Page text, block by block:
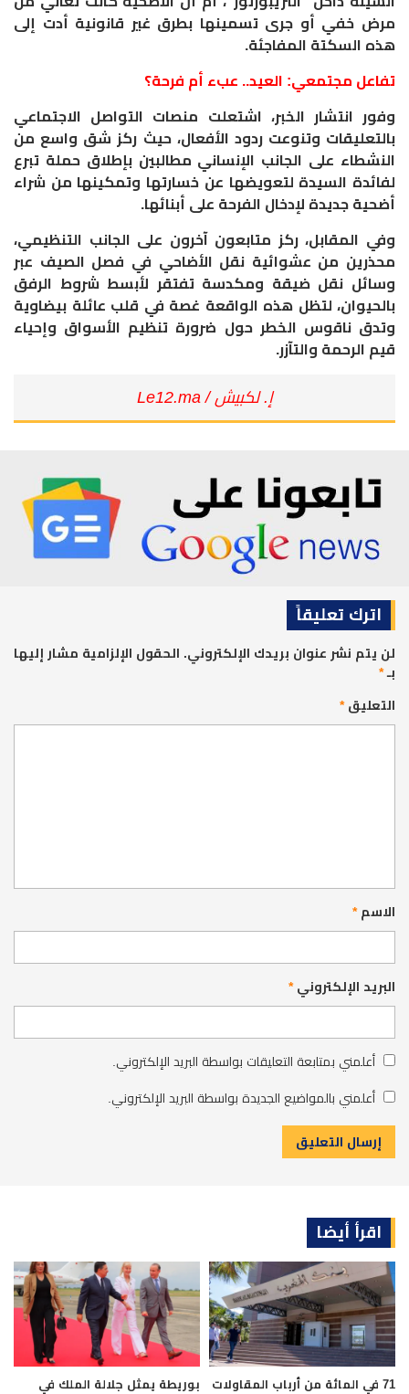
مرض خفي أو جرى تسمينها بطرق غير قانونية أدت إلى
هذه السكتة المفاجئة.
​تفاعل مجتمعي: العيد.. عبء أم فرحة؟
​وفور انتشار الخبر، اشتعلت منصات التواصل الاجتماعي
بالتعليقات وتنوعت ردود الأفعال، حيث ركز شق واسع من
النشطاء على الجانب الإنساني مطالبين بإطلاق حملة تبرع
لفائدة السيدة لتعويضها عن خسارتها وتمكينها من شراء
أضحية جديدة لإدخال الفرحة على أبنائها.
​وفي المقابل، ركز متابعون آخرون على الجانب التنظيمي،
محذرين من عشوائية نقل الأضاحي في فصل الصيف عبر
وسائل نقل ضيقة ومكدسة تفتقر لأبسط شروط الرفق
بالحيوان، لتظل هذه الواقعة غصة في قلب عائلة بيضاوية
وتدق ناقوس الخطر حول ضرورة تنظيم الأسواق وإحياء
قيم الرحمة والتآزر.
إ. لكبيش / Le12.ma
اترك تعليقاً
لن يتم نشر عنوان بريدك الإلكتروني. الحقول الإلزامية مشار إليها
بـ*
التعليق*
الاسم*
البريد الإلكتروني*
أعلمني بمتابعة التعليقات بواسطة البريد الإلكتروني.
أعلمني بالمواضيع الجديدة بواسطة البريد الإلكتروني.
اقرأ أيضا
71 في المائة من أرباب المقاولات
بوريطة يمثل جلالة الملك في